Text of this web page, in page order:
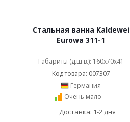
Стальная ванна Kaldewei
Eurowa 311-1
Габариты (д.ш.в.): 160x70x41
Код товара: 007307
Германия
Очень мало
Доставка: 1-2 дня